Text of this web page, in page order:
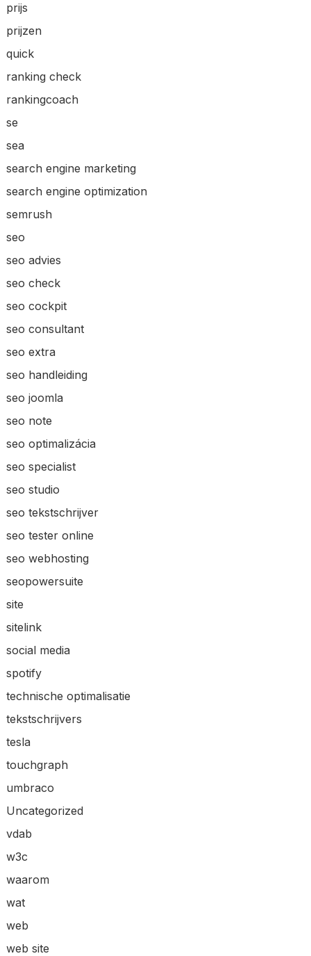
prijs
prijzen
quick
ranking check
rankingcoach
se
sea
search engine marketing
search engine optimization
semrush
seo
seo advies
seo check
seo cockpit
seo consultant
seo extra
seo handleiding
seo joomla
seo note
seo optimalizácia
seo specialist
seo studio
seo tekstschrijver
seo tester online
seo webhosting
seopowersuite
site
sitelink
social media
spotify
technische optimalisatie
tekstschrijvers
tesla
touchgraph
umbraco
Uncategorized
vdab
w3c
waarom
wat
web
web site